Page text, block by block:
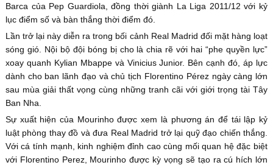
Barca của Pep Guardiola, đồng thời giành La Liga 2011/12 với kỷ
lục điểm số và bàn thắng thời điểm đó.
Lần trở lại này diễn ra trong bối cảnh Real Madrid đối mặt hàng loạt
sóng gió. Nội bộ đội bóng bị cho là chia rẽ với hai “phe quyền lực”
xoay quanh Kylian Mbappe và Vinicius Junior. Bên cạnh đó, áp lực
dành cho ban lãnh đạo và chủ tịch Florentino Pérez ngày càng lớn
sau mùa giải thất vọng cùng những tranh cãi với giới trọng tài Tây
Ban Nha.
Sự xuất hiện của Mourinho được xem là phương án để tái lập kỷ
luật phòng thay đồ và đưa Real Madrid trở lại quỹ đạo chiến thắng.
Với cá tính mạnh, kinh nghiệm đỉnh cao cùng mối quan hệ đặc biệt
với Florentino Perez, Mourinho được kỳ vọng sẽ tạo ra cú hích lớn